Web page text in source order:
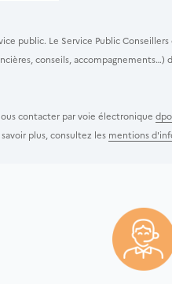
public. Le Service Public
conseils, accompagnements…)
contacter par voie électronique
plus, consultez les mentions